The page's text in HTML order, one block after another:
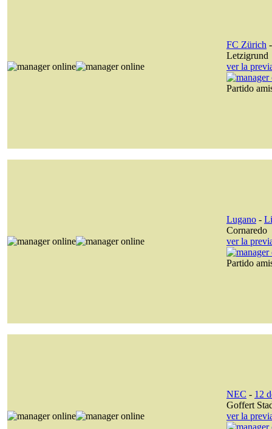
FC Zürich
Letzigrund
ver la
Partido
Lugano -
Cornaredo
ver la
Partido
NEC - 12
Goffert
ver la